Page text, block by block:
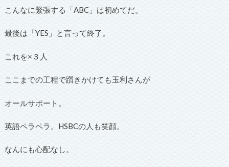
こんなに緊張する「ABC」は初めてだ。
最後は「YES」と言って終了。
これを×３人
ここまでの工程で躓きかけても玉利さんが
オールサポート。
英語ペラペラ。HSBCの人も笑顔。
なんにも心配なし。